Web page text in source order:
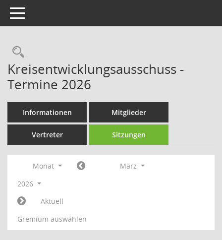
Toggle navigation
Rechercheauswahl
Kreisentwicklungsausschuss -
Termine 2026
Informationen Mitglieder
Vertreter Sitzungen
Monat
März
2026
Aktuell
Gremium auswählen